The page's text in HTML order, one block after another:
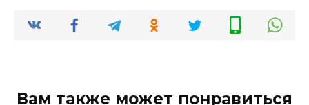
Вам также может понравиться